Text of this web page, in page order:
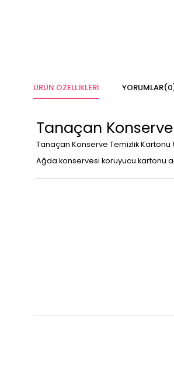
ÜRÜN ÖZELLIKLERI YORUMLAR
Tanaçan
Tanaçan Konserve Temizlik Kartonu
Ağda konservesi koruyucu kartonu